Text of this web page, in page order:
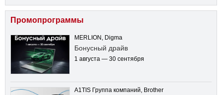
Промопрограммы
MERLION, Digma
Бонусный драйв
1 августа — 30 сентября
A1TIS Группа компаний, Brother